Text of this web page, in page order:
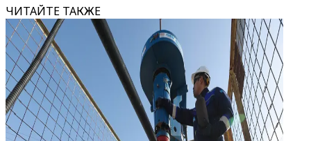
ЧИТАЙТЕ ТАКЖЕ